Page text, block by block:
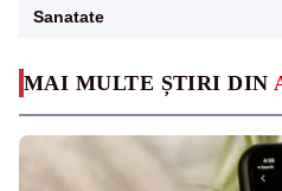
MAI MULTE ȘTIRI DIN
Sanatate